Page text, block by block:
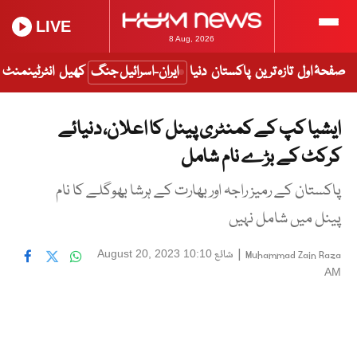
8 Aug, 2026
LIVE
صفحۂ اول تازہ ترین پاکستان دنیا ایران-اسرائیل جنگ کھیل انٹرٹینمنٹ
ایشیا کپ کے کمنٹری پینل کا اعلان، دنیائے
کرکٹ کے بڑے نام شامل
پاکستان کے رمیز راجہ اور بھارت کے ہرشا بھوگلے کا نام
پینل میں شامل نہیں
Muhammad Zain Raza
| شائعAugust 20, 2023 10:10
AM